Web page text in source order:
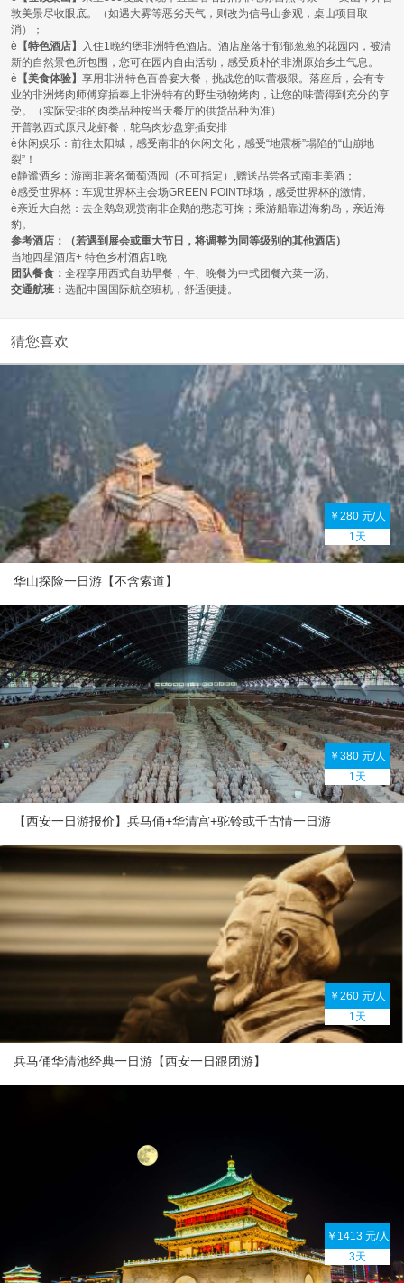
敦美景尽收眼底。
（如遇大雾等恶劣天气，则改为信号山参观，桌山项目取
消）；
è 【特色酒店】 入住1晚约堡非洲特色酒店。酒店座落于郁郁葱葱的花园内，被清
新的自然景色所包围，您可在园内自由活动，感受质朴的非洲原始乡土气息。
è 【美食体验】 享用非洲特色百兽宴大餐，挑战您的味蕾极限。落座后，会有专
业的非洲烤肉师傅穿插奉上非洲特有的野生动物烤肉，让您的味蕾得到充分的享
受。（实际安排的肉类品种按当天餐厅的供货品种为准）
开普敦西式原只龙虾餐，鸵鸟肉炒盘穿插安排
è休闲娱乐：前往太阳城，感受南非的休闲文化，感受“地震桥”塌陷的“山崩地
裂”！
è静谧酒乡：游南非著名葡萄酒园（不可指定） ,赠送品尝各式南非美酒；
è感受世界杯：车观世界杯主会场GREEN POINT球场，感受世界杯的激情。
è亲近大自然：去企鹅岛观赏南非企鹅的憨态可掬；乘游船靠进海豹岛，亲近海
豹。
参考酒店：（若遇到展会或重大节日，将调整为同等级别的其他酒店）
当地四星酒店+ 特色乡村酒店1晚
团队餐食： 全程享用西式自助早餐，午、晚餐为中式团餐六菜一汤。
交通航班： 选配中国国际航空班机 ， 舒适便捷。
猜您喜欢
￥280 元/人
1天
华山探险一日游【不含索道】
￥380 元/人
1天
【西安一日游报价】兵马俑+华清宫+驼铃或千古情一日游
￥260 元/人
1天
兵马俑华清池经典一日游【西安一日跟团游】
￥1413 元/人
3天